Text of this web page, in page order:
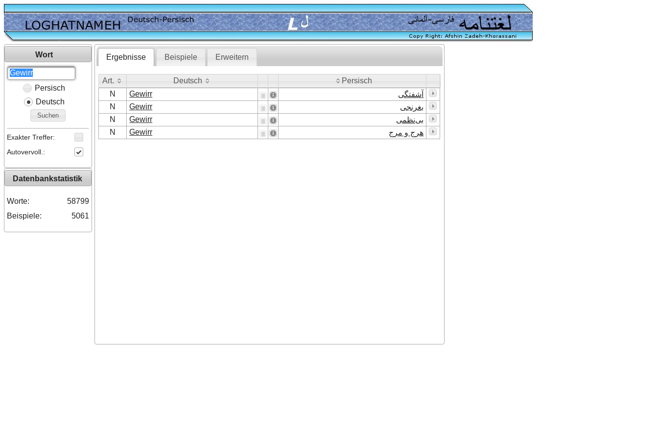
Wort
Persisch
Deutsch
Suchen
Exakter Treffer:
Autovervoll.:
Datenbankstatistik
Worte:
58799
Beispiele:
5061
Ergebnisse Beispiele Erweitern
Art. Deutsch
Persisch
Art.
N Gewirr
آشفتگی
N
Gewirr
بغرنجی
N
Gewirr
بی‌نظمی
N
Gewirr هرج و مرج